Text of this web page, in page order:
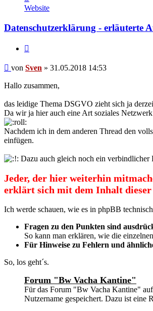
von
Sven
Website
Datenschutzerklärung - erläuterte
Beitrag
von Sven » 31.05.2018 14:53
Hallo zusammen,
das leidige Thema DSGVO zieht sich ja
Da wir ja hier auch eine Art soziales
Nachdem ich in dem anderen Thread den
einfügen.
Dazu auch gleich noch ein verbindlicher
Jeder, der hier weiterhin
erklärt sich mit dem Inhalt
Ich werde schauen, wie es in phpBB
Fragen zu den Punkten sind
So kann man erklären, wie die
Für Hinweise zu Fehlern und
So, los geht´s.
Forum "Bw Vacha Kantine"
Für das Forum "Bw Vacha Kantine"
Nutzername gespeichert. Dazu ist